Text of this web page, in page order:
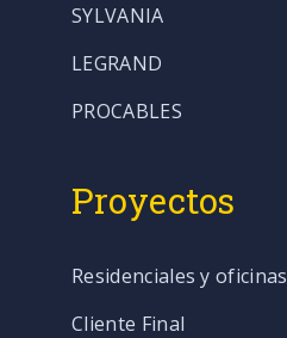
SYLVANIA
LEGRAND
PROCABLES
Proyectos
Residenciales y oficinas
Cliente Final